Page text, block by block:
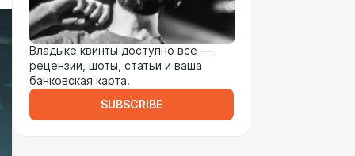
Владыке квинты доступно все —
рецензии, шоты, статьи и ваша
банковская карта.
SUBSCRIBE